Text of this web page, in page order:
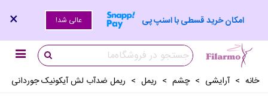
امکان خرید قسطی با اسنپ پی عالی شد! ×
خانه > آرايشی > چشم > ريمل > ریمل ضدآب لش آیکونیک جوردانی